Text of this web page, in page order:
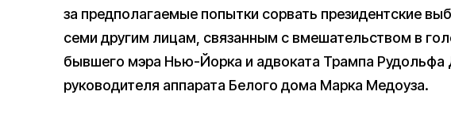
за предполагаемые попытки сорвать президентские
семи другим лицам, связанным с вмешательством в
бывшего мэра Нью-Йорка и адвоката Трампа Рудольфа
руководителя аппарата Белого дома Марка Медоуза.